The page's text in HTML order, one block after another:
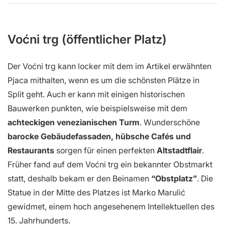
Voćni trg (öffentlicher Platz)
Der Voćni trg kann locker mit dem im Artikel erwähnten
Pjaca mithalten, wenn es um die schönsten Plätze in
Split geht. Auch er kann mit einigen historischen
Bauwerken punkten, wie beispielsweise mit dem
achteckigen venezianischen Turm. Wunderschöne
barocke Gebäudefassaden, hübsche Cafés und
Restaurants sorgen für einen perfekten Altstadtflair.
Früher fand auf dem Voćni trg ein bekannter Obstmarkt
statt, deshalb bekam er den Beinamen “Obstplatz”. Die
Statue in der Mitte des Platzes ist Marko Marulić
gewidmet, einem hoch angesehenem Intellektuellen des
15. Jahrhunderts.